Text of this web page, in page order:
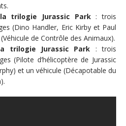
trilogie Jurassic Park: trois
(Dino Handler, Eric Kirby et Paul
de Contrôle des Animaux).
trilogie Jurassic Park : trois
(Pilote d’hélicoptère de Jurassic
et un véhicule (Décapotable du